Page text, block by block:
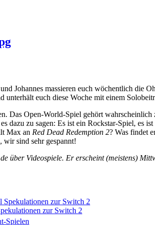
Johannes massieren euch wöchentlich die
euch diese Woche mit einem
Das Open-World-Spiel gehört
dazu zu sagen: Es ist ein Rockstar-Spiel, es
Max an Red Dead Redemption 2? Was findet
wir sind sehr gespannt!
über Videospiele. Er erscheint (meistens)
zur Switch 2